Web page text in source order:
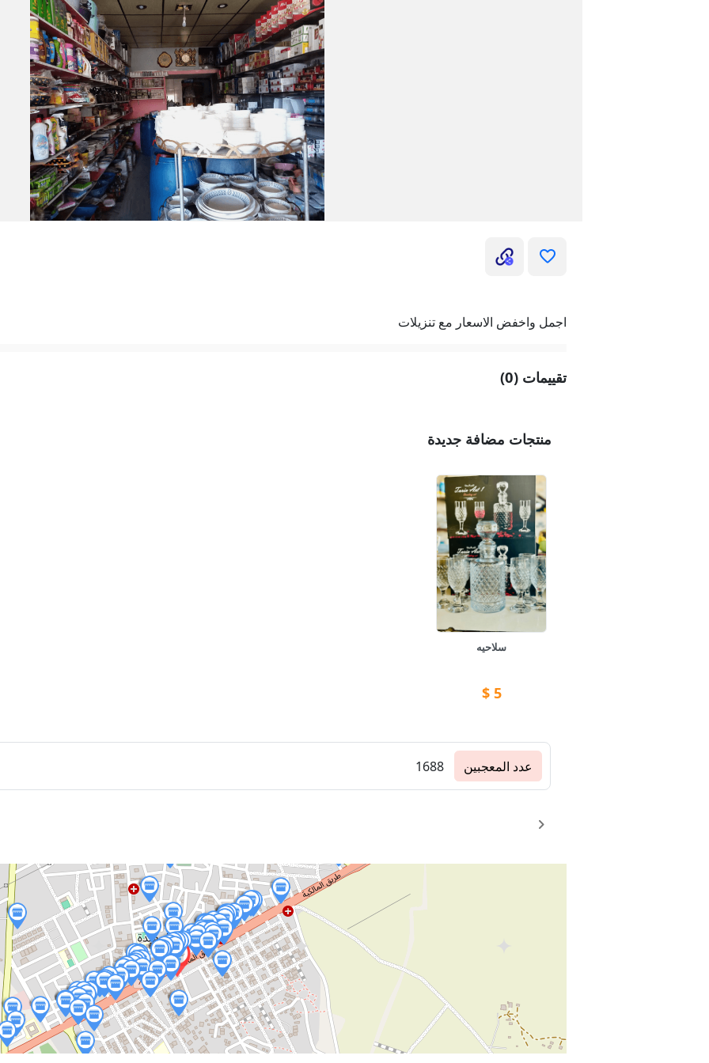
اجمل واخفض الاسعار مع تنزيلات
تقييمات (0)
منتجات مضافة جديدة
سلاحيه
5
$
1688 عدد المعجبين